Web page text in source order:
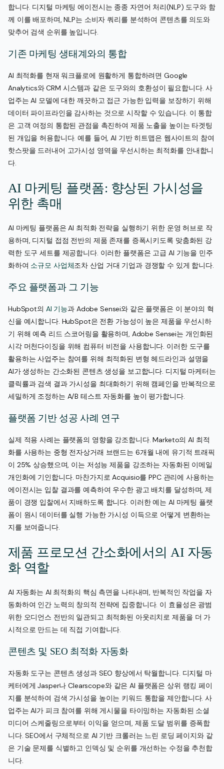
합니다. 디지털 마케팅 에이전시는 종종 자연어 처리(NLP) 도구와 함
께 이를 배포하며, NLP는 소비자 쿼리를 분석하여 콘텐츠를 의도와
맞추어 검색 순위를 높입니다.
기존 마케팅 생태계와의 통합
AI 최적화를 현재 워크플로에 원활하게 통합하려면 Google
Analytics와 CRM 시스템과 같은 도구와의 호환성이 필요합니다. 사
업주는 AI 모델에 대한 깨끗하고 접근 가능한 입력을 보장하기 위해
데이터 파이프라인을 감사하는 것으로 시작할 수 있습니다. 이 통합
은 고객 여정의 통합된 관점을 촉진하여 제품 노출을 높이는 타겟팅
된 개입을 허용합니다. 예를 들어, AI 기반 히트맵은 웹사이트의 참여
핫스팟을 드러내어 고가시성 영역을 우선시하는 최적화를 안내합니
다.
AI 마케팅 플랫폼: 향상된 가시성을
위한 촉매
AI 마케팅 플랫폼은 AI 최적화 전략을 실행하기 위한 운영 허브로 작
용하며, 디지털 접점 전반의 제품 존재를 증폭시키도록 맞춤화된 강
력한 도구 세트를 제공합니다. 이러한 플랫폼은 고급 AI 기능을 민주
화하여 소규모 사업체조차 산업 거대 기업과 경쟁할 수 있게 합니다.
주요 플랫폼과 그 기능
HubSpot의 AI 기능과 Adobe Sensei와 같은 플랫폼은 이 분야의 혁
신을 예시합니다. HubSpot은 전환 가능성이 높은 제품을 우선시하
기 위해 예측 리드 스코어링을 활용하며, Adobe Sensei는 개인화된
시각 머천다이징을 위해 컴퓨터 비전을 사용합니다. 이러한 도구를
활용하는 사업주는 참여를 위해 최적화된 변형 헤드라인과 설명을
AI가 생성하는 간소화된 콘텐츠 생성을 보고합니다. 디지털 마케터는
클릭률과 검색 결과 가시성을 최대화하기 위해 캠페인을 반복적으로
세밀하게 조정하는 A/B 테스트 자동화를 높이 평가합니다.
플랫폼 기반 성공 사례 연구
실제 적용 사례는 플랫폼의 영향을 강조합니다. Marketo의 AI 최적
화를 사용하는 중형 전자상거래 브랜드는 6개월 내에 유기적 트래픽
이 25% 상승했으며, 이는 저성능 제품을 강조하는 자동화된 이메일
개인화에 기인합니다. 마찬가지로 Acquisio를 PPC 관리에 사용하는
에이전시는 입찰 결과를 예측하여 우수한 광고 배치를 달성하며, 제
품이 경쟁 입찰에서 지배하도록 합니다. 이러한 예는 AI 마케팅 플랫
폼이 원시 데이터를 실행 가능한 가시성 이득으로 어떻게 변환하는
지를 보여줍니다.
제품 프로모션 간소화에서의 AI 자동
화 역할
AI 자동화는 AI 최적화의 핵심 측면을 나타내며, 반복적인 작업을 자
동화하여 인간 노력의 창의적 전략에 집중합니다. 이 효율성은 광범
위한 오디언스 전반의 일관되고 최적화된 아웃리치로 제품을 더 가
시적으로 만드는 데 직접 기여합니다.
콘텐츠 및 SEO 최적화 자동화
자동화 도구는 콘텐츠 생성과 SEO 향상에서 탁월합니다. 디지털 마
케터에게 Jasper나 Clearscope와 같은 AI 플랫폼은 상위 랭킹 페이
지를 분석하여 검색 가시성을 높이는 키워드 통합을 제안합니다. 사
업주는 AI가 피크 참여를 위해 게시물을 타이밍하는 자동화된 소셜
미디어 스케줄링으로부터 이익을 얻으며, 제품 도달 범위를 증폭합
니다. SEO에서 구체적으로 AI 기반 크롤러는 느린 로딩 페이지와 같
은 기술 문제를 식별하고 인덱싱 및 순위를 개선하는 수정을 추천합
니다.